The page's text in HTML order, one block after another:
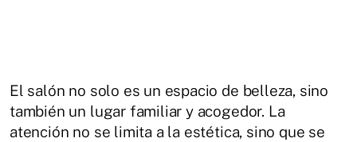
El salón no solo es un espacio de belleza, sino
también un lugar familiar y acogedor. La
atención no se limita a la estética, sino que se